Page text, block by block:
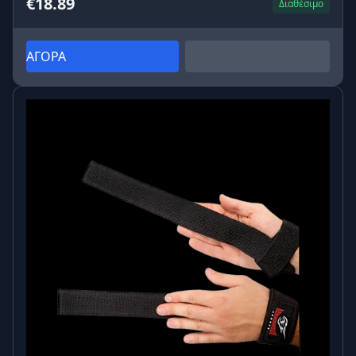
περισσότερο λίπος, διεγείρουμε την ανάπτυξη των
μυών και αυξάνουμε την αντοχή μας.
Όταν φοράμε το γιλέκο κατά τη διάρκεια ενός
επιπλέον κίνητρο για άσκηση και διαφοροποιεί τις
αθλητικές μας δραστηριότητες. Τα διάφορα
αξεσουάρ γυμναστικής είναι ένας πολύ καλός τρόπος
για να μην αφήσουμε τη ρουτίνα να μας στερήσει την
Εάν χρησιμοποιείτε ένα γιλέκο για προπονήσεις,
εξοικονομείτε χρόνο επειδή η ένταση σας επιτρέπει
να επιτύχετε τα ίδια αποτελέσματα γρηγορότερα.
Είναι επίσης καλή ιδέα να πάρετε μαζί σας το γιλέκο
με τα βάρη κατά τη διάρκεια της πεζοπορίας σας στα
Διαθέσιμο
ΑΓΟΡΑ